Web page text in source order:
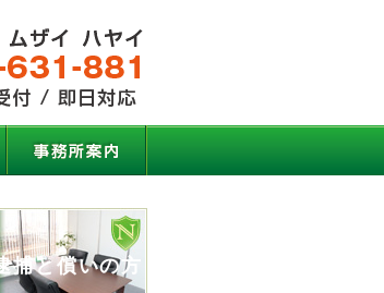
捕と償いの方